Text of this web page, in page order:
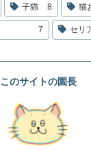
子猫 8 猫
7 セリ
このサイトの園長